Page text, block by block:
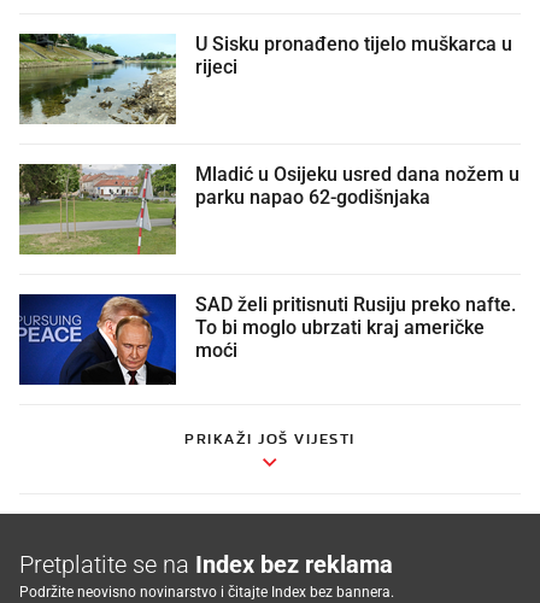
U Sisku pronađeno tijelo muškarca u
rijeci
Mladić u Osijeku usred dana nožem u
parku napao 62-godišnjaka
SAD želi pritisnuti Rusiju preko nafte.
To bi moglo ubrzati kraj američke
moći
PRIKAŽI JOŠ VIJESTI
Pretplatite se na Index bez reklama
Podržite neovisno novinarstvo i čitajte Index bez bannera.